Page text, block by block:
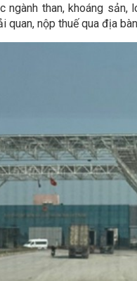
than, khoáng sản,
quan, nộp thuế qua địa